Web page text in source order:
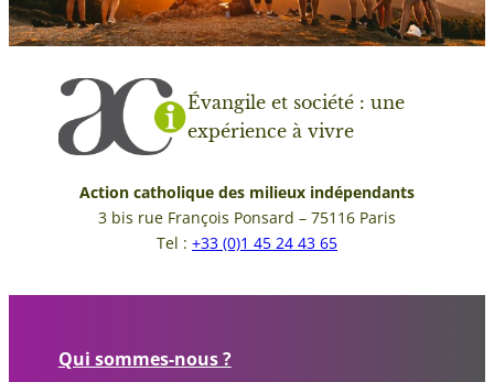
Évangile et société : une
expérience à vivre
Action catholique des milieux indépendants
3 bis rue François Ponsard – 75116 Paris
Tel : +33 (0)1 45 24 43 65
Qui sommes-nous ?